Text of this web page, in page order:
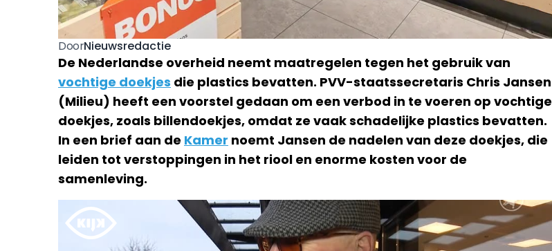
DoorNieuwsredactie
De Nederlandse overheid neemt maatregelen tegen het gebruik van
vochtige doekjes die plastics bevatten. PVV-staatssecretaris Chris Jansen
(Milieu) heeft een voorstel gedaan om een verbod in te voeren op vochtige
doekjes, zoals billendoekjes, omdat ze vaak schadelijke plastics bevatten.
In een brief aan de Kamer noemt Jansen de nadelen van deze doekjes, die
leiden tot verstoppingen in het riool en enorme kosten voor de
samenleving.